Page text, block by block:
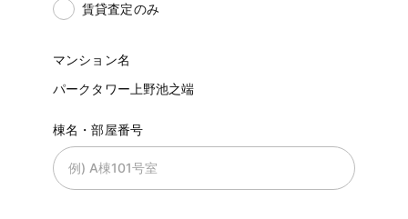
賃貸査定のみ
マンション名
パークタワー上野池之端
棟名・部屋番号